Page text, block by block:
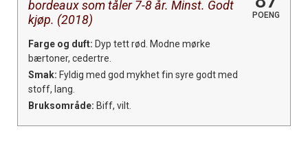
bordeaux som tåler 7-8 år. Minst. Godt
kjøp. (2018)
POENG
Farge og duft: Dyp tett rød. Modne mørke
bærtoner, cedertre.
Smak: Fyldig med god mykhet fin syre godt med
stoff, lang.
Bruksområde: Biff, vilt.